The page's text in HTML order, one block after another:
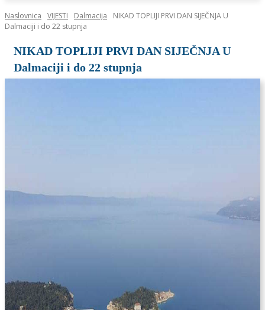
Naslovnica VIJESTI Dalmacija
NIKAD TOPLIJI PRVI DAN SIJEČNJA U
Dalmaciji i do 22 stupnja
NIKAD TOPLIJI PRVI DAN SIJEČNJA U
Dalmaciji i do 22 stupnja